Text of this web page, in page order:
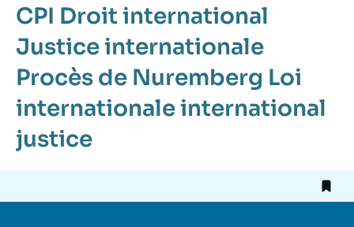
CPI Droit international
Justice internationale
Procès de Nuremberg Loi
internationaleinternational
justice